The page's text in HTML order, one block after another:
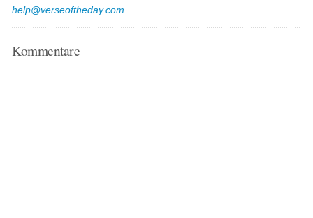
help@verseoftheday.com
Kommentare